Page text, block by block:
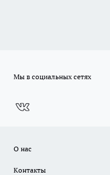
Мы в социальных сетях
О нас
Контакты